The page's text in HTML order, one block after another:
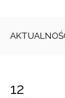
12